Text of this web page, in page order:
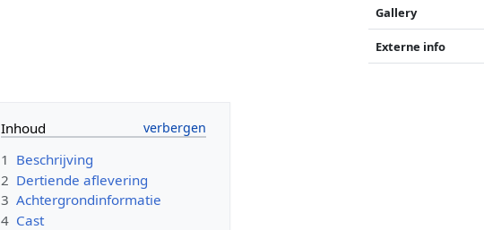
Gallery
Externe info
Inhoud
1 Beschrijving
2 Dertiende aflevering
3 Achtergrondinformatie
4 Cast